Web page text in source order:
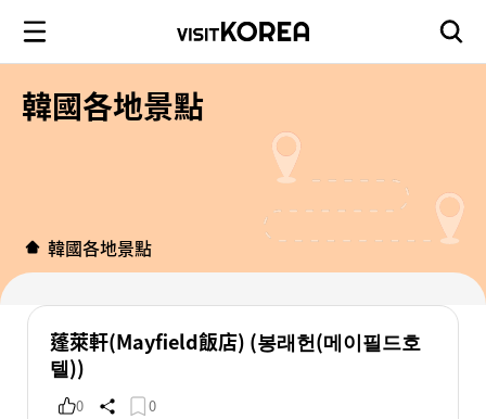
韓國各地景點
韓國各地景點
蓬萊軒(Mayfield飯店) (봉래헌(메이필드호
텔))
0 0